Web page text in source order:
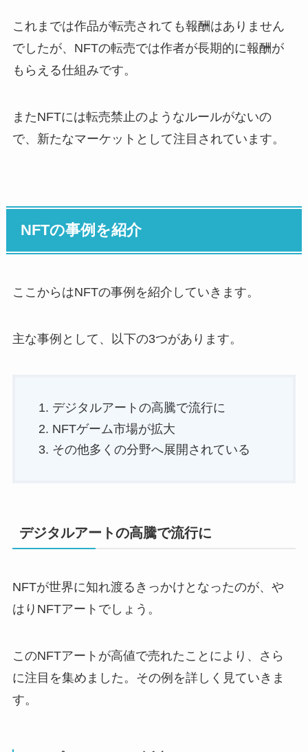
これまでは作品が転売されても報酬はありません
でしたが、NFTの転売では作者が長期的に報酬が
もらえる仕組みです。
またNFTには転売禁止のようなルールがないの
で、新たなマーケットとして注目されています。
NFTの事例を紹介
ここからはNFTの事例を紹介していきます。
主な事例として、以下の3つがあります。
デジタルアートの高騰で流行に
NFTゲーム市場が拡大
その他多くの分野へ展開されている
デジタルアートの高騰で流行に
NFTが世界に知れ渡るきっかけとなったのが、や
はりNFTアートでしょう。
このNFTアートが高値で売れたことにより、さら
に注目を集めました。その例を詳しく見ていきま
す。